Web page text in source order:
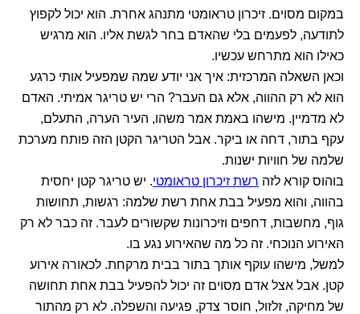
במקום מסוים. זיכרון טראומטי מתנהג אחרת. הוא יכול לקפוץ
לתודעה, לפעמים בלי שהאדם בחר לגשת אליו. הוא מרגיש
כאילו הוא מתרחש עכשיו.
וכאן השאלה המרכזית: איך אני יודע שמה שמפעיל אותי כרגע
הוא לא רק ההווה, אלא גם העבר? הרי יש טריגר אמיתי. האדם
לא מדמיין. מישהו באמת אמר משהו, העיר הערה, התעלם,
עקף בתור, דחה או ביקר. אבל הטריגר הקטן הזה פותח מערכת
שלמה של חוויות ישנות.
בוהוס קורא לזה רשת זיכרון טראומטי. יש טריגר קטן יחסית
בהווה, והוא מפעיל בבת אחת רשת שלמה: רגשות, תחושות
גוף, מחשבות, דחפים וזיכרונות שקשורים לעבר. זה כבר לא רק
האירוע הנוכחי. זה כל מה שהאירוע נגע בו.
למשל, מישהו עוקף אותך בתור בבית מרקחת. לכאורה אירוע
קטן. אבל אצל אדם מסוים זה יכול להפעיל בבת אחת תחושה
של מחיקה, זלזול, חוסר צדק, פגיעה והשפלה. לא רק מהתור